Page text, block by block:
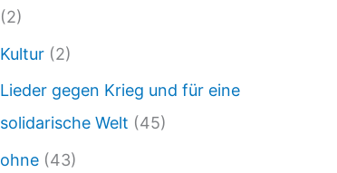
(2)
Kultur (2)
Lieder gegen Krieg und für eine
solidarische Welt (45)
ohne (43)